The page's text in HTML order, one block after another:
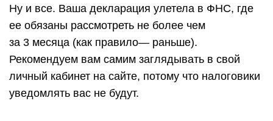
Ну и все. Ваша декларация улетела в ФНС, где
ее обязаны рассмотреть не более чем
за 3 месяца (как правило— раньше).
Рекомендуем вам самим заглядывать в свой
личный кабинет на сайте, потому что налоговики
уведомлять вас не будут.